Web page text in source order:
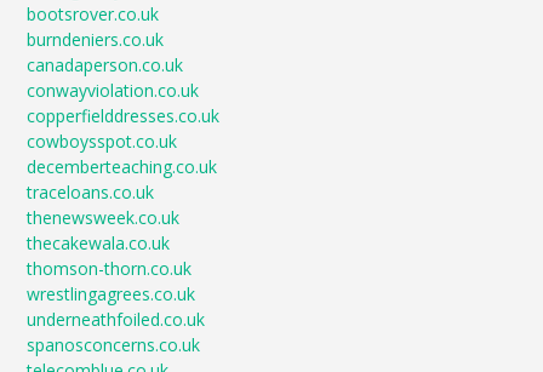
bootsrover.co.uk
burndeniers.co.uk
canadaperson.co.uk
conwayviolation.co.uk
copperfielddresses.co.uk
cowboysspot.co.uk
decemberteaching.co.uk
traceloans.co.uk
thenewsweek.co.uk
thecakewala.co.uk
thomson-thorn.co.uk
wrestlingagrees.co.uk
underneathfoiled.co.uk
spanosconcerns.co.uk